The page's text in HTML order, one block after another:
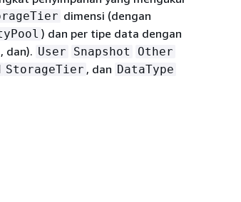
dimensi (dengan
) dan per tipe data dengan
dan). User Snapshot Other
StorageTier , dan DataType